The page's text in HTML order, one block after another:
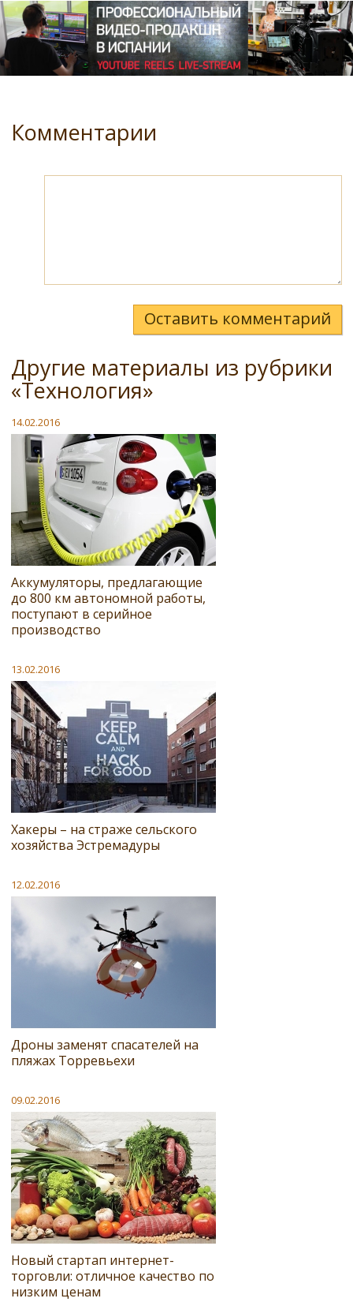
Комментарии
Оставить комментарий
Другие материалы из рубрики
«Технология»
14.02.2016
Аккумуляторы, предлагающие
до 800 км автономной работы,
поступают в серийное
производство
13.02.2016
Хакеры – на страже сельского
хозяйства Эстремадуры
12.02.2016
Дроны заменят спасателей на
пляжах Торревьехи
09.02.2016
Новый стартап интернет-
торговли: отличное качество по
низким ценам